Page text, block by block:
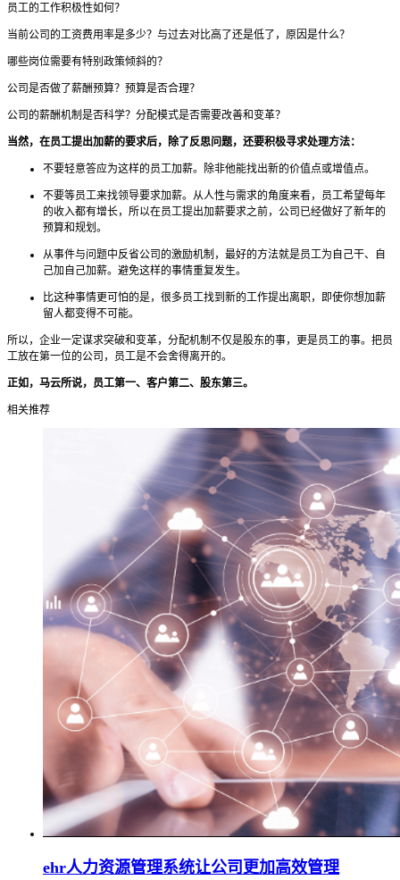
员工的工作积极性如何？
当前公司的工资费用率是多少？与过去对比高了还是低了，原因是什么？
哪些岗位需要有特别政策倾斜的？
公司是否做了薪酬预算？预算是否合理？
公司的薪酬机制是否科学？分配模式是否需要改善和变革？
当然，在员工提出加薪的要求后，除了反思问题，还要积极寻求处理方法：
不要轻意答应为这样的员工加薪。除非他能找出新的价值点或增值点。
不要等员工来找领导要求加薪。从人性与需求的角度来看，员工希望每年
的收入都有增长，所以在员工提出加薪要求之前，公司已经做好了新年的
预算和规划。
从事件与问题中反省公司的激励机制，最好的方法就是员工为自己干、自
己加自己加薪。避免这样的事情重复发生。
比这种事情更可怕的是，很多员工找到新的工作提出离职，即使你想加薪
留人都变得不可能。
所以，企业一定谋求突破和变革，分配机制不仅是股东的事，更是员工的事。把员
工放在第一位的公司，员工是不会舍得离开的。
正如，马云所说，员工第一、客户第二、股东第三。
相关推荐
ehr人力资源管理系统让公司更加高效管理